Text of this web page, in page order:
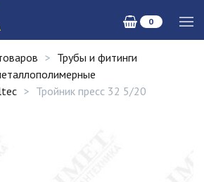
0
Трубы и фитинги
Тройник пресс 32 5/20